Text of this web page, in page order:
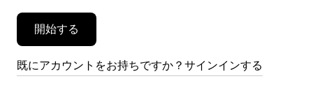
開始する
既にアカウントをお持ちですか？サインインする